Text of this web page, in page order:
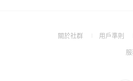
關於社群
(Open用戶準則
a